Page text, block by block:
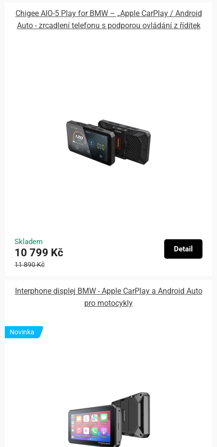
Chigee AIO-5 Play for BMW – „Apple CarPlay / Android
Auto - zrcadlení telefonu s podporou ovládání z řídítek
Skladem
10 799 Kč
11 890 Kč
Detail
Interphone displej BMW - Apple CarPlay a Android Auto
pro motocykly
Novinka